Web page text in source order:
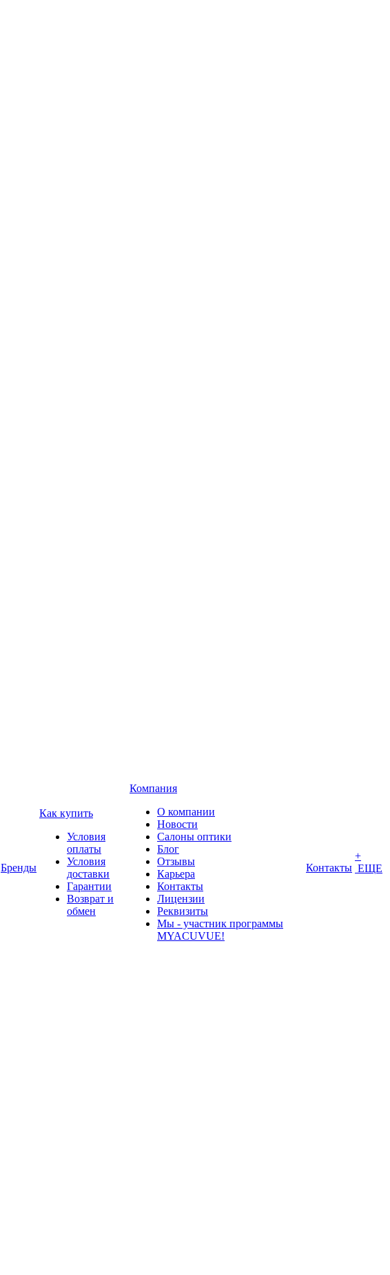
Бренды
Как купить
Условия
оплаты
Условия
доставки
Гарантии
Возврат и
обмен
Компания
О компании
Новости
Салоны оптики
Блог
Отзывы
Карьера
Контакты
Лицензии
Реквизиты
Мы - участник программы
MYACUVUE!
Контакты
+
ЕЩЕ